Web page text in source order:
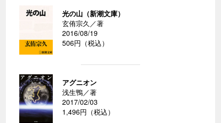
光の山（新潮文庫）
玄侑宗久／著
2016/08/19
506円（税込）
アグニオン
浅生鴨／著
2017/02/03
1,496円（税込）